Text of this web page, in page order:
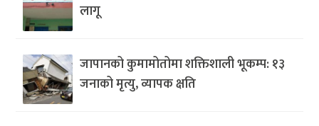
लागू
जापानको कुमामोतोमा शक्तिशाली भूकम्प: १३
जनाको मृत्यु, व्यापक क्षति